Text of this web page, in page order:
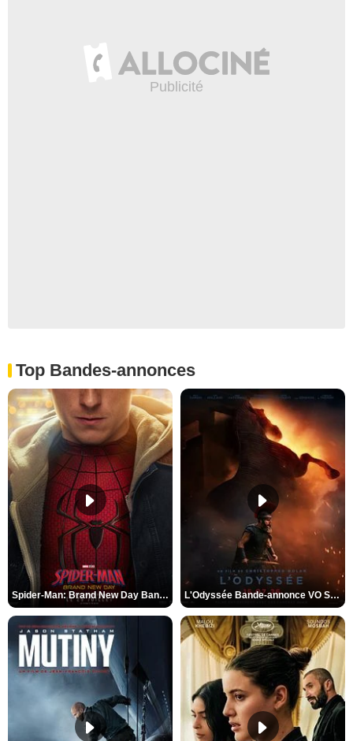
Top Bandes-annonces
Spider-Man: Brand New Day Bande-annonce VO STFR L'Odyssée Bande-annonce VO STFR